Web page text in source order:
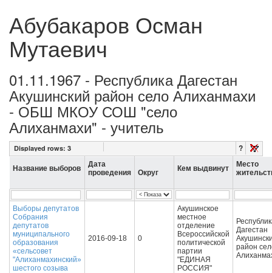
Абубакаров Осман
Мутаевич
01.11.1967 - Республика Дагестан
Акушинский район село Алиханмахи
- ОБШ МКОУ СОШ "село
Алиханмахи" - учитель
Displayed rows: 3 ?
Название выборов
Дата
проведения
Округ Кем выдвинут
Место
Выборы депутатов
Собрания
депутатов
муниципального
образования
«сельсовет
"Алиханмахинский»
шестого созыва
2016-09-18 0
Акушинское
местное
отделение
Всероссийской
политической
партии
"ЕДИНАЯ
РОССИЯ"
Дагестан
район